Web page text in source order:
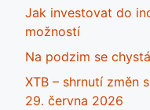
Jak investovat do
možností
Na podzim se
XTB – shrnutí změn
29. června 2026